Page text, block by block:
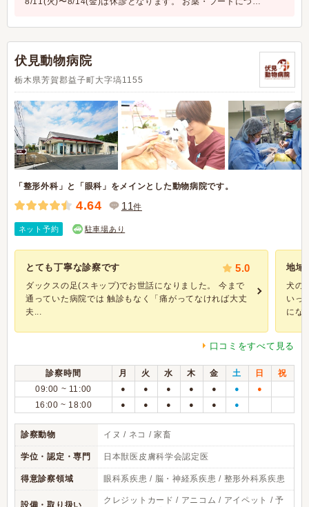
伏見動物病院
栃木県芳賀郡益子町大字塙1155
「整形外科」と「眼科」をメインとした動物病院です。
4.64 11件
ネット予約 駐車場あり
とても丁寧な診察です 5.0
ダックスの足(スキップ)でお世話になりました。 今まで
通っていた病院では 触診もなく「痛がってなければ大丈
夫...
地域
犬の
いっ
にな
口コミをすべて見る
診察時間 月 火 水 木 金 土 日
祝
09:00 ~ 11:00
● ● ● ● ● ● ●
16:00 ~ 18:00 ● ● ● ● ● ●
診察動物 イヌ / ネコ / 家畜
学位・認定・専門 日本獣医皮膚科学会認定医
得意診察領域 眼科系疾患 / 脳・神経系疾患 / 整形外科系疾患
設備・取り扱い
クレジットカード / アニコム / アイペット / 予